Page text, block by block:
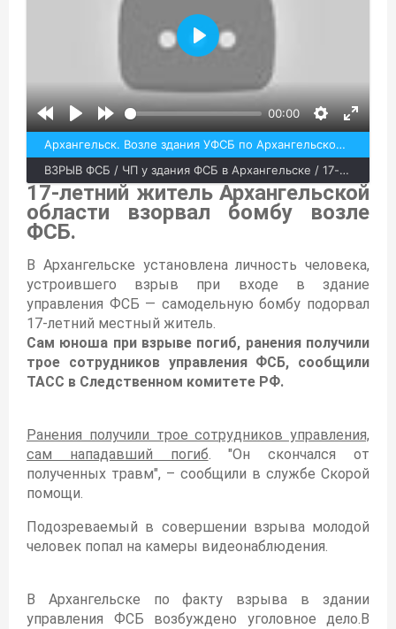
00:00
Воспроизвести
Архангельск. Возле здания УФСБ по Архангельской области произошел взрыв. Погиб один человек
ВЗРЫВ ФСБ / ЧП у здания ФСБ в Архангельске / 17-летний смертник
17-летний житель Архангельской
области взорвал бомбу возле
ФСБ.
В Архангельске установлена личность человека,
устроившего взрыв при входе в здание
управления ФСБ — самодельную бомбу подорвал
17-летний местный житель.
Сам юноша при взрыве погиб, ранения получили
трое сотрудников управления ФСБ, сообщили
ТАСС в Следственном комитете РФ.
Ранения получили трое сотрудников управления,
сам нападавший погиб. "Он скончался от
полученных травм", – сообщили в службе Скорой
помощи.
Подозреваемый в совершении взрыва молодой
человек попал на камеры видеонаблюдения.
В Архангельске по факту взрыва в здании
управления ФСБ возбуждено уголовное дело.В